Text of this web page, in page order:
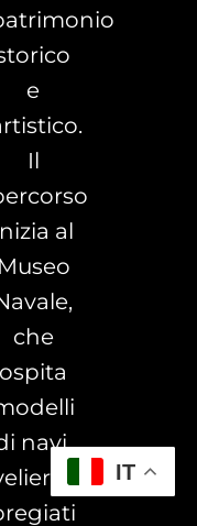
e
Il
al
Museo
che
ospita
navi,
e
IT